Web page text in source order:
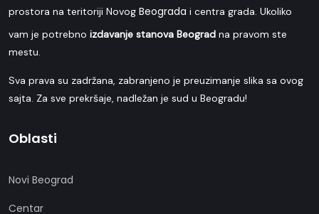
prostora na teritoriji Novog Beograda i centra grada. Ukoliko
vam je potrebno izdavanje stanova Beograd na pravom ste
mestu.
Sva prava su zadržana, zabranjeno je preuzimanje slika sa ovog
sajta. Za sve prekršaje, nadležan je sud u Beogradu!
Oblasti
Novi Beograd
Centar